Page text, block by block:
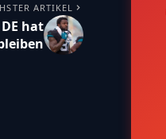
ARTIKEL
hat